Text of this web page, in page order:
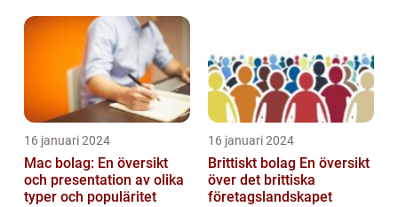
16 januari 2024
Mac bolag: En översikt
och presentation av olika
typer och populäritet
16 januari 2024
Brittiskt bolag En översikt
över det brittiska
företagslandskapet